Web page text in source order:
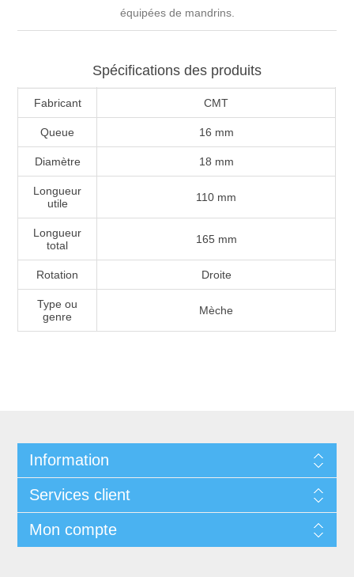
équipées de mandrins.
Spécifications des produits
Fabricant CMT
Queue 16 mm
Diamètre 18 mm
Longueur
utile
110 mm
Longueur
total
165 mm
Rotation Droite
Type ou
genre
Mèche
Information
Services client
Mon compte